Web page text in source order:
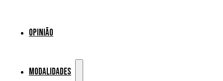
Opinião
Modalidades